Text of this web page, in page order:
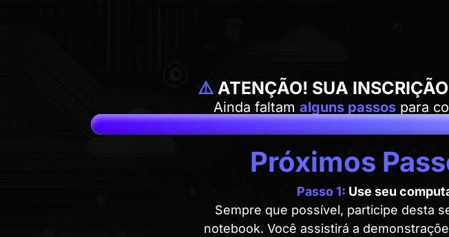
⚠️ ATENÇÃO! SUA
Ainda faltam alguns passos para
Próximos
Passo 1: Use seu
Sempre que possível, participe desta
notebook. Você assistirá a